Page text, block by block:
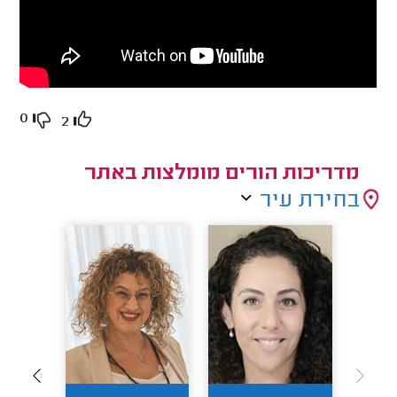
2
0
מדריכות הורים מומלצות באתר
בחירת עיר